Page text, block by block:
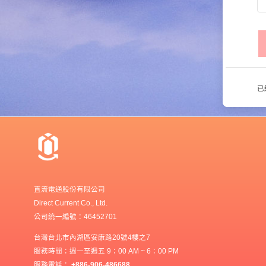
已
直流電通股份有限公司
Direct Current Co., Ltd.
公司統一編號：46452701
台灣台北市內湖區安康路20號4樓之7
服務時間：週一至週五 9：00 AM ~ 6：00 PM